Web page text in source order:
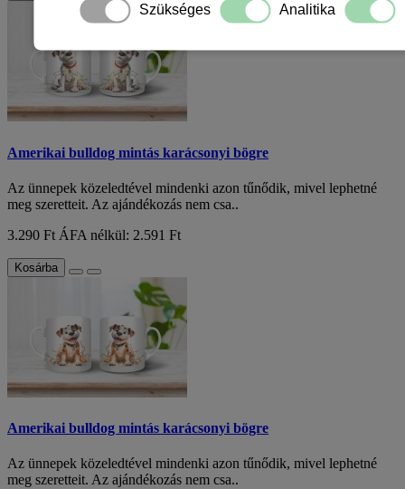
Amerikai bulldog mintás karácsonyi bögre
Az ünnepek közeledtével mindenki azon tűnődik, mivel lephetné
meg szeretteit. Az ajándékozás nem csa..
3.290 Ft ÁFA nélkül: 2.591 Ft
Kosárba
Amerikai bulldog mintás karácsonyi bögre
Az ünnepek közeledtével mindenki azon tűnődik, mivel lephetné
meg szeretteit. Az ajándékozás nem csa..
Szükséges Analitika